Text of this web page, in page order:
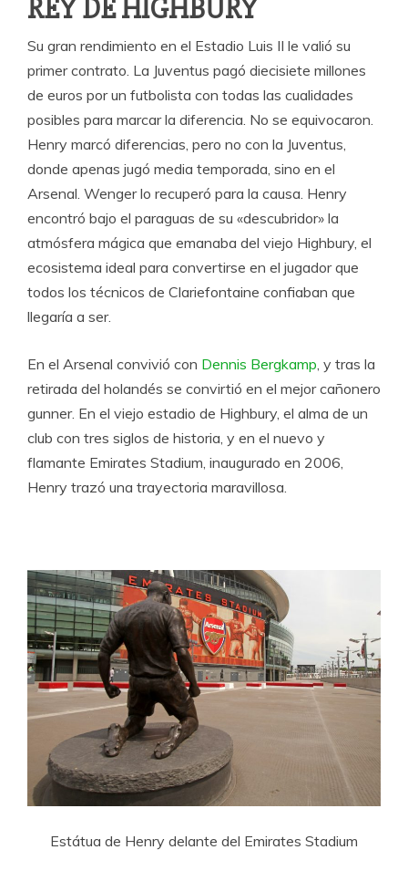
REY DE HIGHBURY
Su gran rendimiento en el Estadio Luis II le valió su
primer contrato. La Juventus pagó diecisiete millones
de euros por un futbolista con todas las cualidades
posibles para marcar la diferencia. No se equivocaron.
Henry marcó diferencias, pero no con la Juventus,
donde apenas jugó media temporada, sino en el
Arsenal. Wenger lo recuperó para la causa. Henry
encontró bajo el paraguas de su «descubridor» la
atmósfera mágica que emanaba del viejo Highbury, el
ecosistema ideal para convertirse en el jugador que
todos los técnicos de Clariefontaine confiaban que
llegaría a ser.
En el Arsenal convivió con Dennis Bergkamp, y tras la
retirada del holandés se convirtió en el mejor cañonero
gunner. En el viejo estadio de Highbury, el alma de un
club con tres siglos de historia, y en el nuevo y
flamante Emirates Stadium, inaugurado en 2006,
Henry trazó una trayectoria maravillosa.
Estátua de Henry delante del Emirates Stadium